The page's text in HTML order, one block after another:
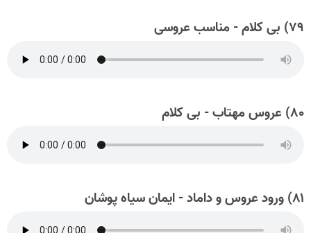
۷۹) بی کلام - مناسب عروسی
۸۰) عروس مهتاب - بی کلام
۸۱) ورود عروس و داماد - ایمان سیاه پوشان